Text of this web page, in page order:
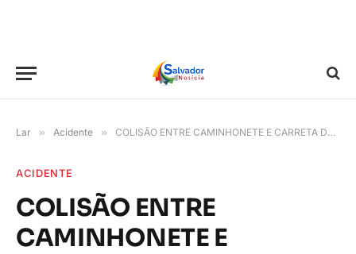
Lar » Acidente » COLISÃO ENTRE CAMINHONETE E CARRETA DEIXA UM MORTO NO EXTREMO SUL DA BAHIA
ACIDENTE
COLISÃO ENTRE
CAMINHONETE E